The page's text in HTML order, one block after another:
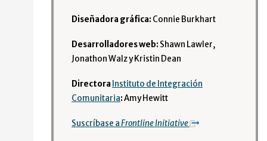
Diseñadora gráfica: Connie Burkhart
Desarrolladores web: Shawn Lawler,
Jonathon Walz y Kristin Dean
Directora Instituto de Integración
Comunitaria:Amy Hewitt
Suscríbase aFrontline Initiative